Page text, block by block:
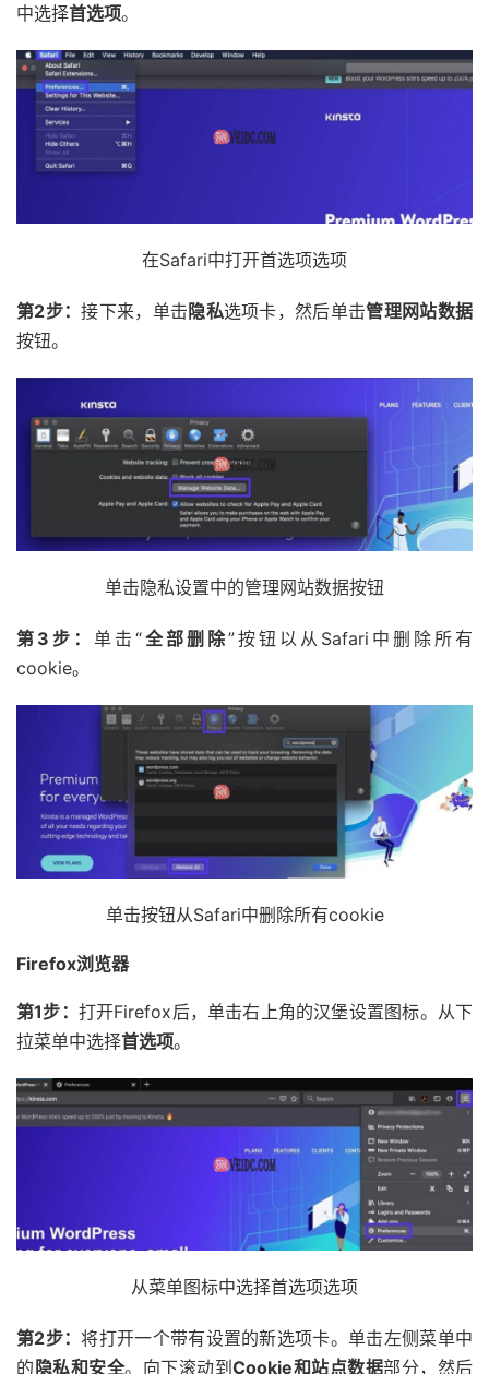
中选择首选项。
在Safari中打开首选项选项
第2步：接下来，单击隐私选项卡，然后单击管理网站数据
按钮。
单击隐私设置中的管理网站数据按钮
第3步： 单击“全部删除”按钮以从Safari中删除所有
cookie。
单击按钮从Safari中删除所有cookie
Firefox浏览器
第1步： 打开Firefox后，单击右上角的汉堡设置图标。从下
拉菜单中选择首选项。
从菜单图标中选择首选项选项
第2步：将打开一个带有设置的新选项卡。单击左侧菜单中
的 隐私和安全。向下滚动到 Cookie和站点数据部分，然后